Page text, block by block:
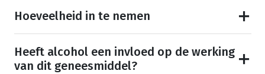
Hoeveelheid in te nemen
Heeft alcohol een invloed op de werking
van dit geneesmiddel?